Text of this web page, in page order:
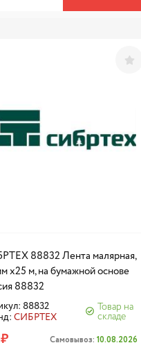
88832 Лента малярная,
x25 м, на бумажной основе
88832
88832
СИБРТЕХ
Товар на
складе
Самовывоз:10.08.2026